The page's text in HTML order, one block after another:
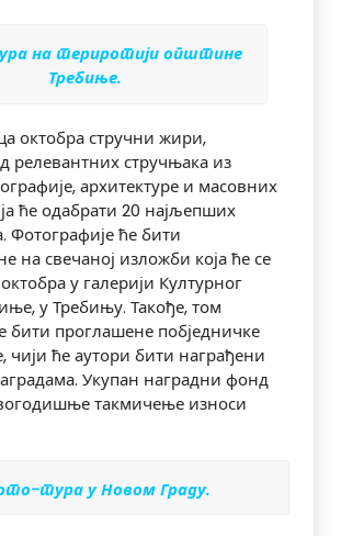
на териротији општине
Требиње.
октобра стручни жири,
релевантних стручњака из
архитектуре и масовних
ће одабрати 20 најљепших
Фотографије ће бити
на свечаној изложби која ће се
у галерији Културног
у Требињу. Такође, том
бити проглашене побједничке
чији ће аутори бити награђени
Укупан наградни фонд
такмичење износи
тура у Новом Граду.